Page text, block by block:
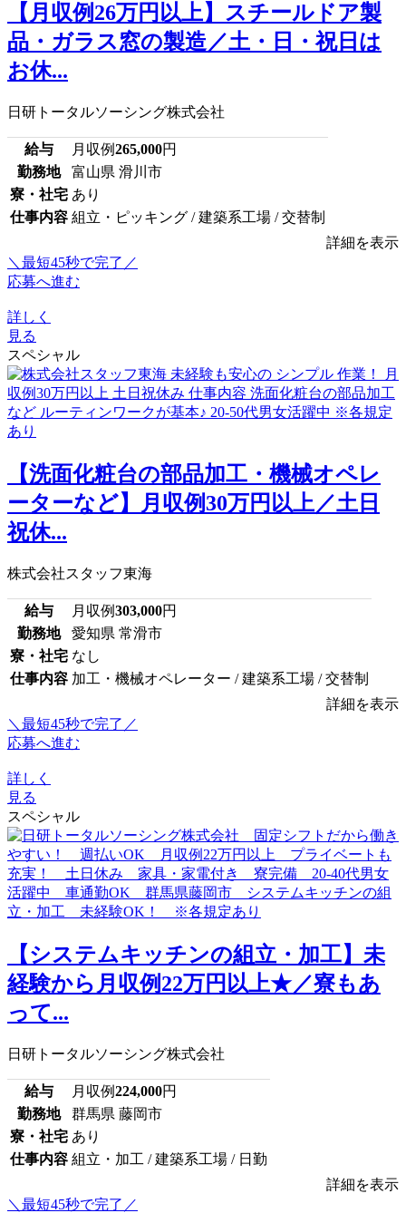
【月収例26万円以上】スチールドア製
品・ガラス窓の製造／土・日・祝日は
お休...
日研トータルソーシング株式会社
給与 月収例265,000円
勤務地
富山県 滑川市
寮・社宅 あり
仕事内容 組立・ピッキング / 建築系工場 / 交替制
詳細を表示
＼最短45秒で完了／
応募へ進む
詳しく
見る
スペシャル
【洗面化粧台の部品加工・機械オペレ
ーターなど】月収例30万円以上／土日
祝休...
株式会社スタッフ東海
給与 月収例303,000円
勤務地
愛知県 常滑市
寮・社宅 なし
仕事内容 加工・機械オペレーター / 建築系工場 / 交替制
詳細を表示
＼最短45秒で完了／
応募へ進む
詳しく
見る
スペシャル
【システムキッチンの組立・加工】未
経験から月収例22万円以上★／寮もあ
って...
日研トータルソーシング株式会社
給与 月収例224,000円
勤務地
群馬県 藤岡市
寮・社宅 あり
仕事内容 組立・加工 / 建築系工場 / 日勤
詳細を表示
＼最短45秒で完了／